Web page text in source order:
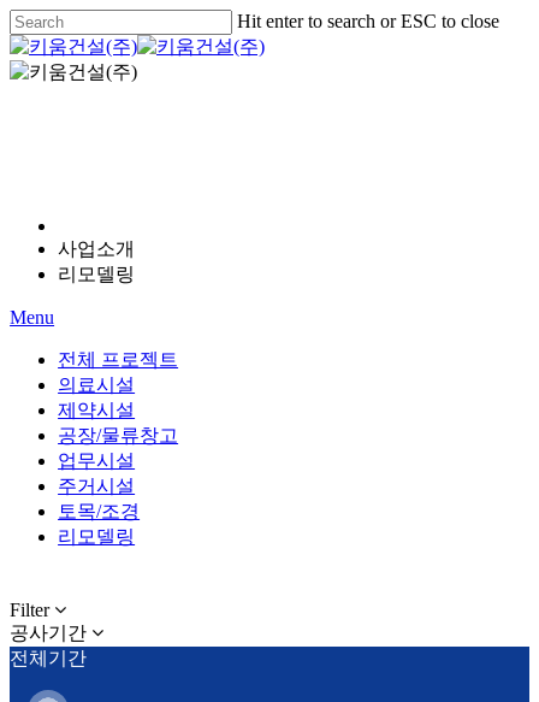
Skip
to
main
content
Hit enter to search or ESC to close
Close
Search
Menu
사업소개
리모델링
Menu
전체 프로젝트
의료시설
제약시설
공장/물류창고
업무시설
주거시설
토목/조경
리모델링
Filter
공사기간
전체기간